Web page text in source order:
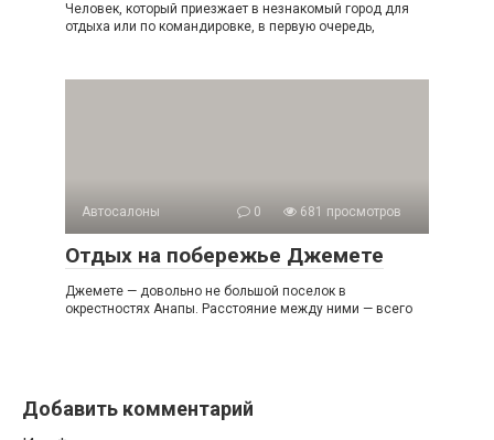
Человек, который приезжает в незнакомый город для
отдыха или по командировке, в первую очередь,
Автосалоны 0 681 просмотров
Отдых на побережье Джемете
Джемете — довольно не большой поселок в
окрестностях Анапы. Расстояние между ними — всего
Добавить комментарий